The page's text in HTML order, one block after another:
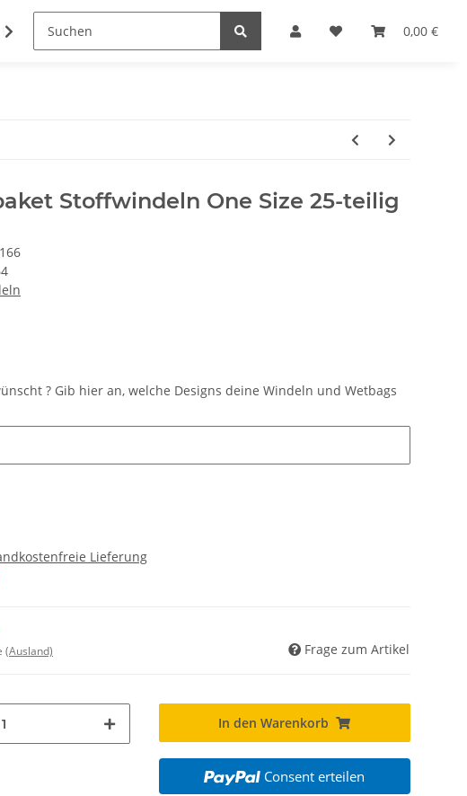
0,00 €
Frauenkram
Stoffwindeln One Size 25-teilig
? Gib hier an, welche Designs deine Windeln und Wetbags
Lieferung
(Ausland) Frage zum Artikel
In den Warenkorb
Consent erteilen